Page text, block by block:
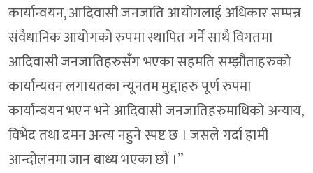
कार्यान्वयन, आदिवासी जनजाति आयोगलाई अधिकार सम्पन्न
संवैधानिक आयोगको रुपमा स्थापित गर्ने साथै विगतमा
आदिवासी जनजातिहरुसँग भएका सहमति सम्झौताहरुको
कार्यान्यवन लगायतका न्यूनतम मुद्दाहरु पूर्ण रुपमा
कार्यान्वयन भएन भने आदिवासी जनजातिहरुमाथिको अन्याय,
विभेद तथा दमन अन्त्य नहुने स्पष्ट छ । जसले गर्दा हामी
आन्दोलनमा जान बाध्य भएका छौं ।”